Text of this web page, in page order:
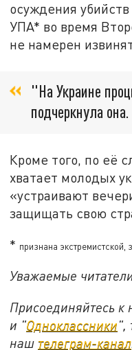
осуждения
УПА* во время
не намерен
"На Украине
подчеркнула она.
Кроме того, по её
хватает молодых
«устраивают
защищать свою
* признана
Уважаемые
Присоединяйтесь к
и "Одноклассники",
наш телеграм-канал